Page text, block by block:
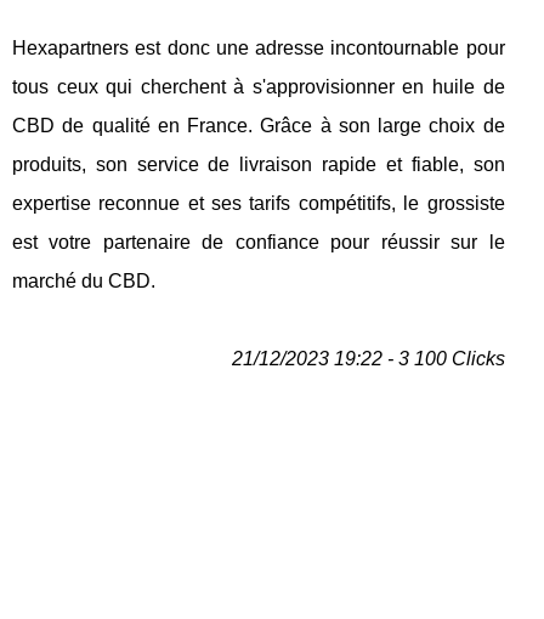
Hexapartners est donc une adresse incontournable pour
tous ceux qui cherchent à s'approvisionner en huile de
CBD de qualité en France. Grâce à son large choix de
produits, son service de livraison rapide et fiable, son
expertise reconnue et ses tarifs compétitifs, le grossiste
est votre partenaire de confiance pour réussir sur le
marché du CBD.
21/12/2023 19:22 - 3 100 Clicks